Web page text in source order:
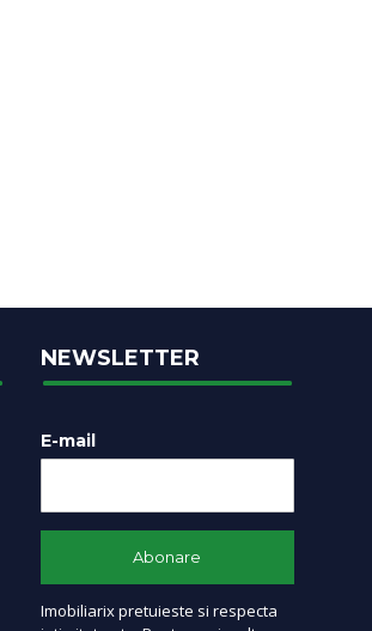
NEWSLETTER
E-mail
Imobiliarix pretuieste si respecta